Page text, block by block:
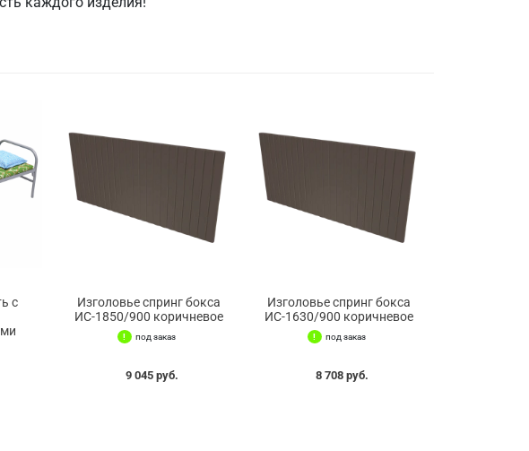
с
Изголовье спринг бокса
ИС-1850/900 коричневое
под заказ
9 045 руб.
Изголовье спринг бокса
ИС-1630/900 коричневое
под заказ
8 708 руб.